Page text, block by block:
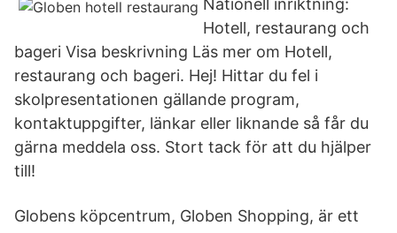
Nationell inriktning:
Hotell, restaurang och
bageri Visa beskrivning Läs mer om Hotell,
restaurang och bageri. Hej! Hittar du fel i
skolpresentationen gällande program,
kontaktuppgifter, länkar eller liknande så får du
gärna meddela oss. Stort tack för att du hjälper
till!
Globens köpcentrum, Globen Shopping, är ett